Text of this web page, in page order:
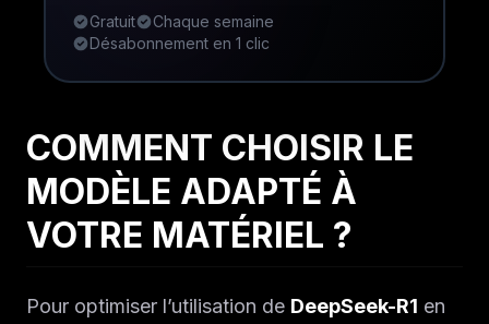
Gratuit
Chaque semaine
Désabonnement en 1 clic
COMMENT CHOISIR LE
MODÈLE ADAPTÉ À
VOTRE MATÉRIEL ?
Pour optimiser l’utilisation de DeepSeek-R1 en